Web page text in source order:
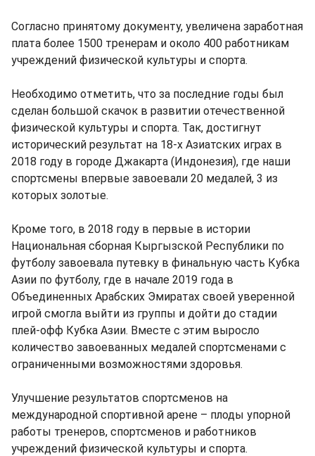
Согласно принятому документу, увеличена заработная
плата более 1500 тренерам и около 400 работникам
учреждений физической культуры и спорта.
Необходимо отметить, что за последние годы был
сделан большой скачок в развитии отечественной
физической культуры и спорта. Так, достигнут
исторический результат на 18-х Азиатских играх в
2018 году в городе Джакарта (Индонезия), где наши
спортсмены впервые завоевали 20 медалей, 3 из
которых золотые.
Кроме того, в 2018 году в первые в истории
Национальная сборная Кыргызской Республики по
футболу завоевала путевку в финальную часть Кубка
Азии по футболу, где в начале 2019 года в
Объединенных Арабских Эмиратах своей уверенной
игрой смогла выйти из группы и дойти до стадии
плей-офф Кубка Азии. Вместе с этим выросло
количество завоеванных медалей спортсменами с
ограниченными возможностями здоровья.
Улучшение результатов спортсменов на
международной спортивной арене – плоды упорной
работы тренеров, спортсменов и работников
учреждений физической культуры и спорта.